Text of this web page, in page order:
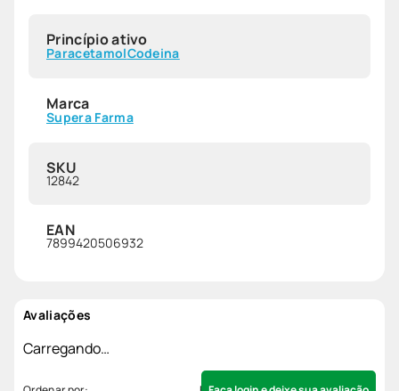
Princípio ativo
ParacetamolCodeina
Marca
Supera Farma
SKU
12842
EAN
7899420506932
Avaliações
Carregando…